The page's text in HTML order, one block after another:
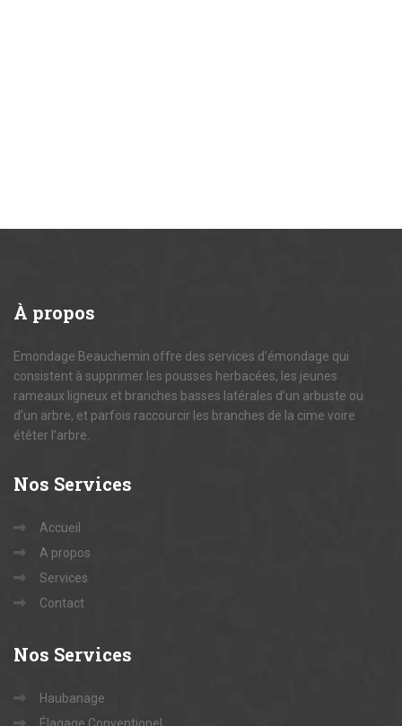
À propos
Emondage Beauchemin offre des services d’émondage qui
consistent à supprimer les pousses herbacées, les jeunes
rameaux ligneux et branches basses latérales d’un arbuste ou
d’un arbre, et parfois raccourcir les branches de la cime voire
étêter l’arbre.
Nos Services
Accueil
A propos
Services
Contact
Nos Services
Haubanage